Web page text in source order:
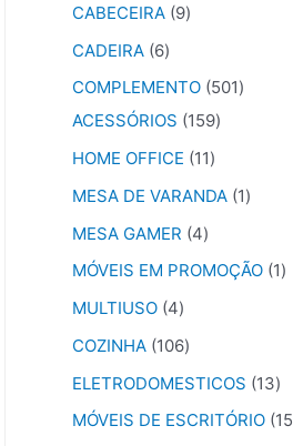
CABECEIRA 9
CADEIRA 6
COMPLEMENTO 501
ACESSÓRIOS 159
HOME OFFICE 11
MESA DE VARANDA 1
MESA GAMER 4
MÓVEIS EM PROMOÇÃO 1
MULTIUSO 4
COZINHA 106
ELETRODOMESTICOS 13
MÓVEIS DE ESCRITÓRIO 15